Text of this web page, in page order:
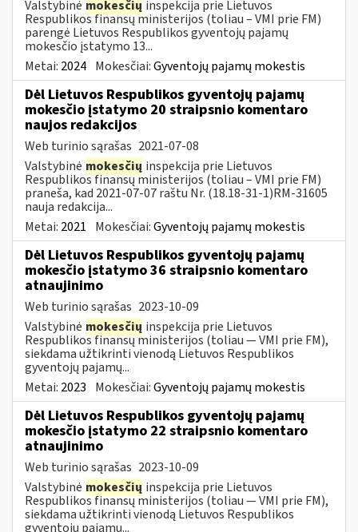
Valstybinė mokesčių inspekcija prie Lietuvos
Respublikos finansų ministerijos (toliau – VMI prie FM)
parengė Lietuvos Respublikos gyventojų pajamų
mokesčio įstatymo 13...
Metai: 2024 Mokesčiai:Gyventojų pajamų mokestis
Dėl Lietuvos Respublikos gyventojų pajamų
mokesčio įstatymo 20 straipsnio komentaro
naujos redakcijos
Web turinio sąrašas 2021-07-08
Valstybinė mokesčių inspekcija prie Lietuvos
Respublikos finansų ministerijos (toliau – VMI prie FM)
praneša, kad 2021-07-07 raštu Nr. (18.18-31-1)RM-31605
nauja redakcija...
Metai: 2021 Mokesčiai:Gyventojų pajamų mokestis
Dėl Lietuvos Respublikos gyventojų pajamų
mokesčio įstatymo 36 straipsnio komentaro
atnaujinimo
Web turinio sąrašas 2023-10-09
Valstybinė mokesčių inspekcija prie Lietuvos
Respublikos finansų ministerijos (toliau — VMI prie FM),
siekdama užtikrinti vienodą Lietuvos Respublikos
gyventojų pajamų...
Metai: 2023 Mokesčiai:Gyventojų pajamų mokestis
Dėl Lietuvos Respublikos gyventojų pajamų
mokesčio įstatymo 22 straipsnio komentaro
atnaujinimo
Web turinio sąrašas 2023-10-09
Valstybinė mokesčių inspekcija prie Lietuvos
Respublikos finansų ministerijos (toliau — VMI prie FM),
siekdama užtikrinti vienodą Lietuvos Respublikos
gyventojų pajamų...